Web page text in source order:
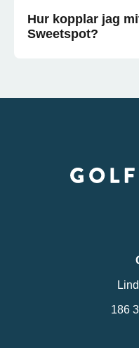
Hur kopplar jag
Sweetspot?
186